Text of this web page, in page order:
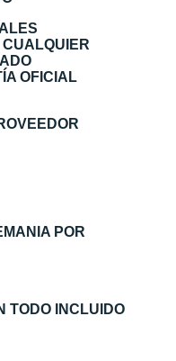
CUALQUIER
OFICIAL
POR
TODO INCLUIDO